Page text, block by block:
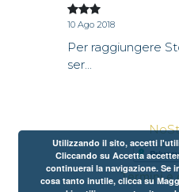
10 Ago 2018
Per raggiungere
ser...
Utilizzando il sito, accetti
Cliccando su Accetta
continuerai la navigazione. Se
cosa tanto inutile, clicca su
Termini e